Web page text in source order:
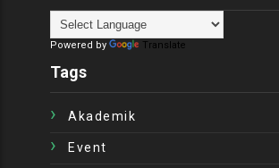
Powered by Translate
Tags
Akademik
Event